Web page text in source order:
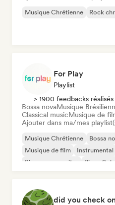
Musique Chrétienne Rock
For Play
Playlist
> 1900 feedbacks réalisés
Bossa novaMusique
Classical musicMusique de
Ajouter dans ma/mes
Musique Chrétienne Bossa
Musique de film
Instrumental
Singer-songwriter
Piano Solo
did you check